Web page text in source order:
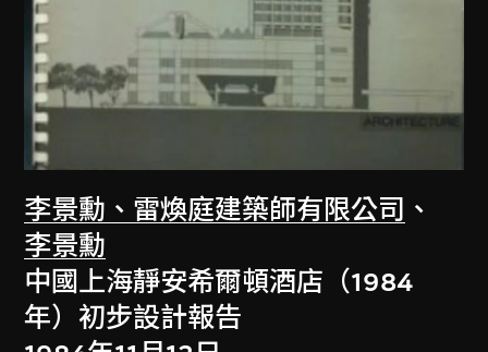
李景勳、雷煥庭建築師有限公司 、
李景勳
中國上海靜安希爾頓酒店（1984
年）初步設計報告